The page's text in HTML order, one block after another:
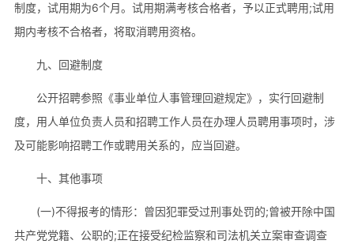
制度，试用期为6个月。试用期满考核合格者，予以正式聘用;试用
期内考核不合格者，将取消聘用资格。
九、回避制度
公开招聘参照《事业单位人事管理回避规定》，实行回避制
度，用人单位负责人员和招聘工作人员在办理人员聘用事项时，涉
及可能影响招聘工作或聘用关系的，应当回避。
十、其他事项
(一)不得报考的情形：曾因犯罪受过刑事处罚的;曾被开除中国
共产党党籍、公职的;正在接受纪检监察和司法机关立案审查调查